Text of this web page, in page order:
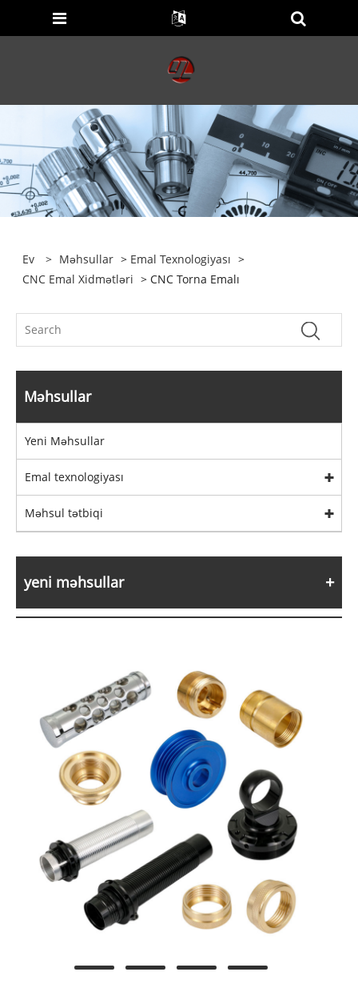
Ev > Məhsullar > Emal Texnologiyası >
CNC Emal Xidmətləri > CNC Torna Emalı
Məhsullar
Yeni Məhsullar
Emal texnologiyası
Məhsul tətbiqi
yeni məhsullar